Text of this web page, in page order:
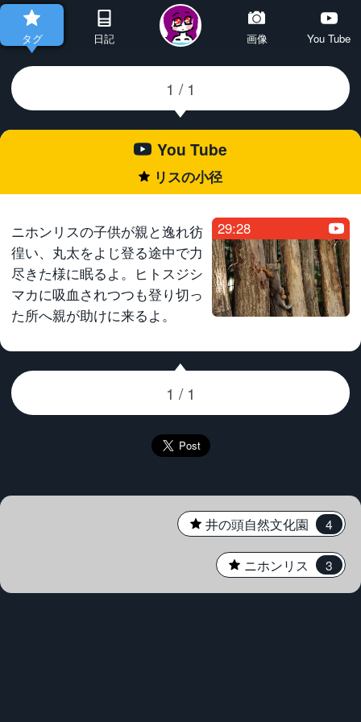
タグ 日記 画像 You Tube
You Tube
リスの小径
29:28
ニホンリスの子供が親と逸れ彷
徨い、丸太をよじ登る途中で力
尽きた様に眠るよ。ヒトスジシ
マカに吸血されつつも登り切っ
た所へ親が助けに来るよ。
井の頭自然文化園 4
ニホンリス 3